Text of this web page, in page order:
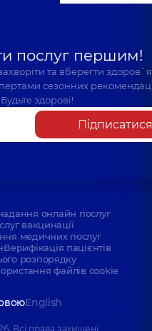
послуг першим!
та вберегти
сезонних
здорові!
Підписатися
онлайн послуг
вакцинації
медичних послуг
Верифікація пацієнтів
розпорядку
файлів cookie
English
Всі права захищені